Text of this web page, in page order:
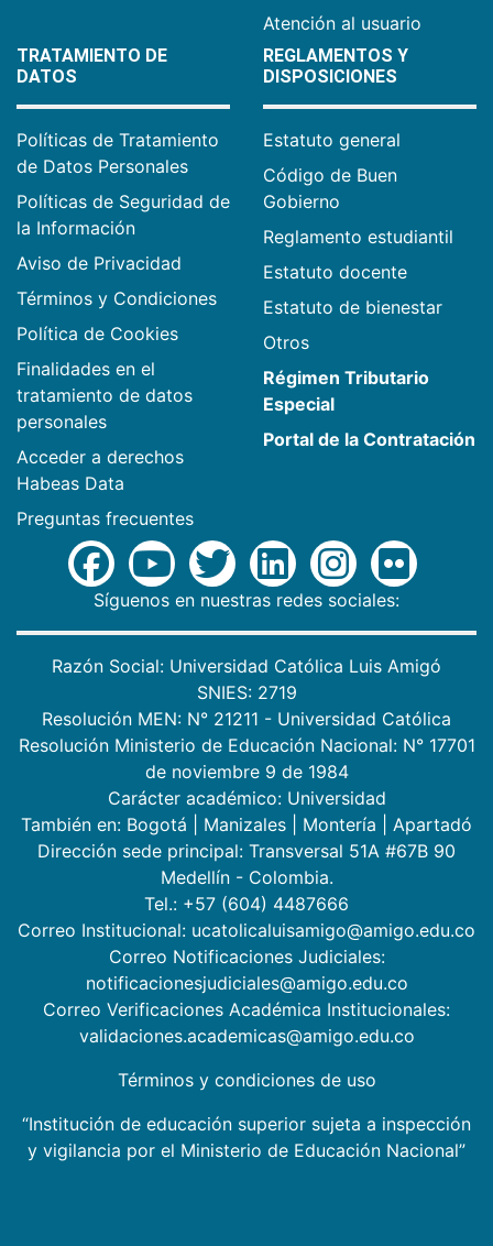
Atención al usuario
TRATAMIENTO DE
DATOS
Políticas de Tratamiento
de Datos Personales
Políticas de Seguridad de
la Información
Aviso de Privacidad
Términos y Condiciones
Política de Cookies
Finalidades en el
tratamiento de datos
personales
Acceder a derechos
Habeas Data
Preguntas frecuentes
REGLAMENTOS Y
DISPOSICIONES
Estatuto general
Código de Buen
Gobierno
Reglamento estudiantil
Estatuto docente
Estatuto de bienestar
Otros
Régimen Tributario
Especial
Portal de la Contratación
Síguenos en nuestras redes sociales:
Razón Social: Universidad Católica Luis Amigó
SNIES: 2719
Resolución MEN: N° 21211 - Universidad Católica
Resolución Ministerio de Educación Nacional: N° 17701
de noviembre 9 de 1984
Carácter académico: Universidad
También en: Bogotá Manizales Montería
Apartadó
Dirección sede principal: Transversal 51A #67B 90
Medellín - Colombia.
Tel.: +57 (604) 4487666
Correo Institucional: ucatolicaluisamigo@amigo.edu.co
Correo Notificaciones Judiciales:
notificacionesjudiciales@amigo.edu.co
Correo Verificaciones Académica Institucionales:
validaciones.academicas@amigo.edu.co
Términos y condiciones de uso
“Institución de educación superior sujeta a inspección
y vigilancia por el Ministerio de Educación Nacional”